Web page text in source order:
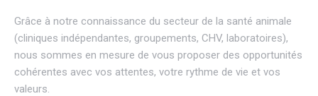
Grâce à notre connaissance du secteur de la santé animale
(cliniques indépendantes, groupements, CHV, laboratoires),
nous sommes en mesure de vous proposer des opportunités
cohérentes avec vos attentes, votre rythme de vie et vos
valeurs.